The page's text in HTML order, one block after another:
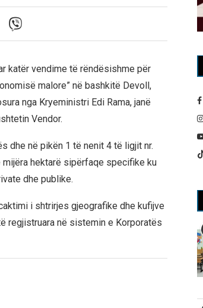
katër vendime të rëndësishme për
malore” në bashkitë Devoll,
nga Kryeministri Edi Rama, janë
Vendor.
dhe në pikën 1 të nenit 4 të ligjit nr.
mijëra hektarë sipërfaqe specifike ku
dhe publike.
i shtrirjes gjeografike dhe kufijve
regjistruara në sistemin e Korporatës